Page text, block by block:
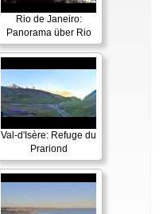
Rio de Janeiro:
Panorama über Rio
Val-d'Isère: Refuge du
Prariond